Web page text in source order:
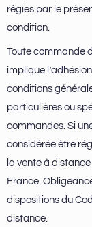
régies par le
condition.
Toute commande
implique
conditions
particulières ou
commandes. Si
considérée être
la vente à
France.
dispositions du
distance.